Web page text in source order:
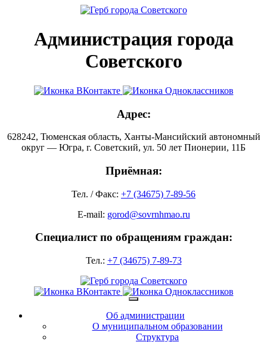
Администрация города
Советского
Адрес:
628242, Тюменская область, Ханты-Мансийский автономный
округ — Югра, г. Советский, ул. 50 лет Пионерии, 11Б
Приёмная:
Тел. / Факс: +7 (34675) 7-89-56
E-mail: gorod@sovrnhmao.ru
Специалист по обращениям граждан:
Тел.: +7 (34675) 7-89-73
Об администрации
О муниципальном образовании
Структура